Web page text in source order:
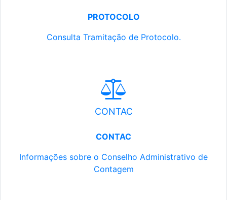
PROTOCOLO
Consulta Tramitação de Protocolo.
CONTAC
CONTAC
Informações sobre o Conselho Administrativo de
Contagem